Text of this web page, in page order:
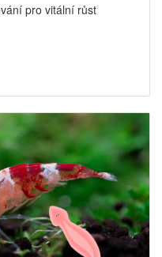
pro vitální růst